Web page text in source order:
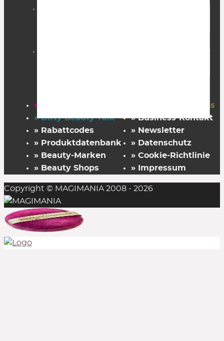
» Startseite
» Dirty Beauty Talk
» Rabattcodes
» Produktdatenbank
» Beauty-Marken
» Beauty Shops
» FAZ Kaufkompass
» Business-Kontakt
» Newsletter
» Datenschutz
» Cookie-Richtlinie
» Impressum
Copyright © MAGIMANIA 2008 - 2026